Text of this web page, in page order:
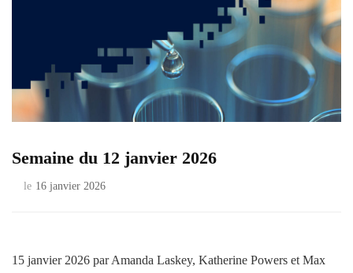
Semaine du 12 janvier 2026
le 16 janvier 2026
15 janvier 2026 par Amanda Laskey, Katherine Powers et Max